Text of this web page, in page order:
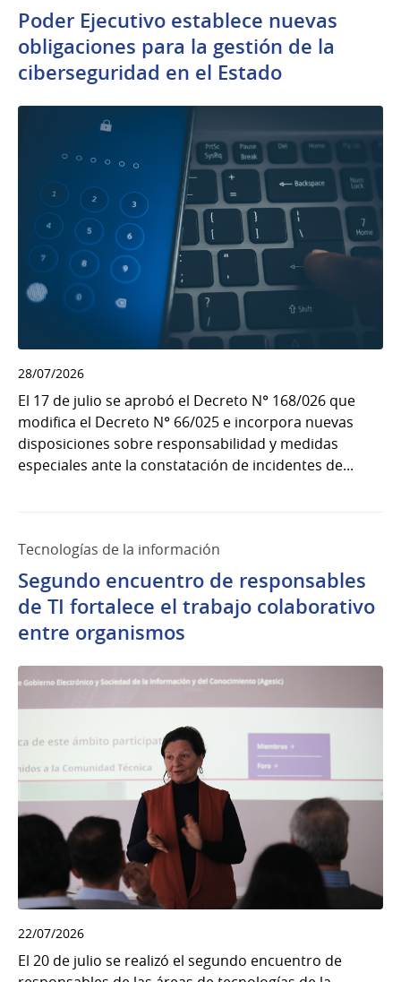
Poder Ejecutivo establece nuevas
obligaciones para la gestión de la
ciberseguridad en el Estado
28/07/2026
El 17 de julio se aprobó el Decreto N° 168/026 que
modifica el Decreto N° 66/025 e incorpora nuevas
disposiciones sobre responsabilidad y medidas
especiales ante la constatación de incidentes de...
Tecnologías de la información
Segundo encuentro de responsables
de TI fortalece el trabajo colaborativo
entre organismos
22/07/2026
El 20 de julio se realizó el segundo encuentro de